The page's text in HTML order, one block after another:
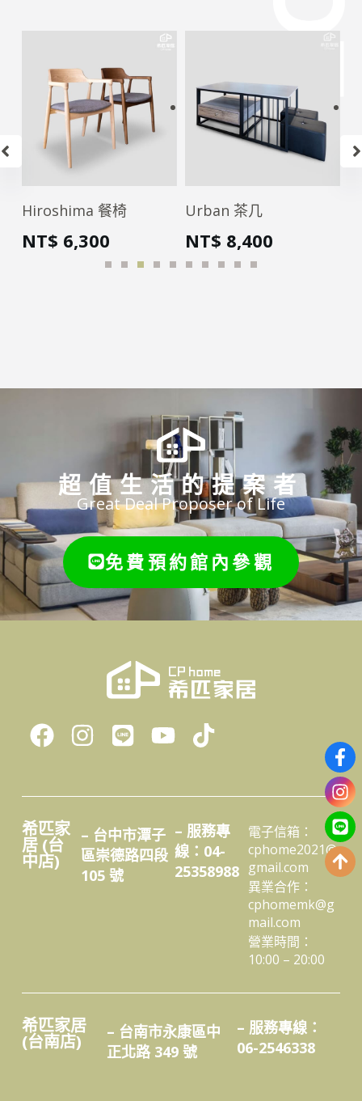
Hiroshima 餐椅
NT$ 6,300
Urban 茶几
NT$ 8,400
超值生活的提案者
Great Deal Proposer of Life
免費預約館內參觀
希匹家
居 (台
中店)
– 台中市潭子
區崇德路四段
105 號
– 服務專
線：04-
25358988
電子信箱：
cphome2021@
gmail.com
異業合作：
cphomemk@g
mail.com
營業時間：
10:00 – 20:00
希匹家居
(台南店)
– 台南市永康區中
正北路 349 號
– 服務專線：
06-2546338